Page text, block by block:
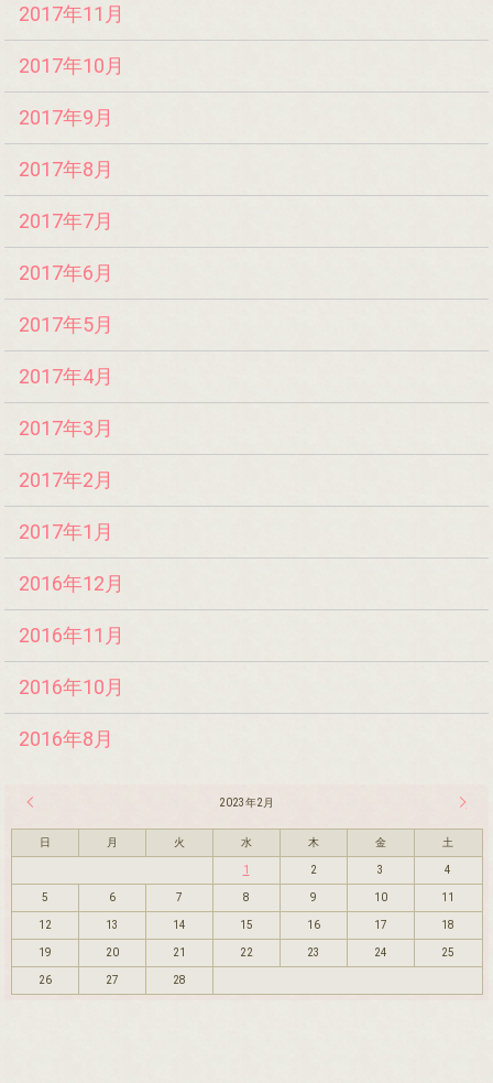
2017年11月
2017年10月
2017年9月
2017年8月
2017年7月
2017年6月
2017年5月
2017年4月
2017年3月
2017年2月
2017年1月
2016年12月
2016年11月
2016年10月
2016年8月
2023年2月
日 月 火 水 木 金 土
1 2 3 4
5 6 7 8 9 10 11
12 13 14 15 16 17 18
19 20 21 22 23 24 25
26 27 28